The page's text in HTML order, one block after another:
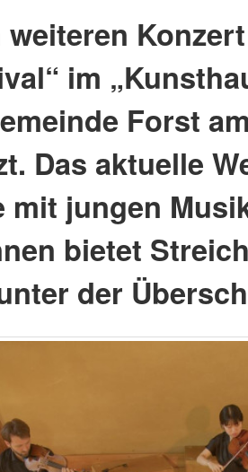
weiteren
im
Forst
Das aktuelle
mit jungen
bietet
der